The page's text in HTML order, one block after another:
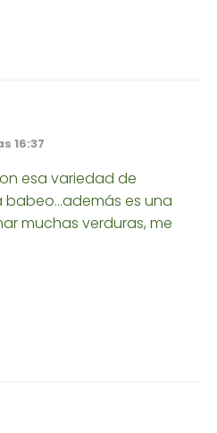
16:37
esa variedad de
es una
muchas verduras, me